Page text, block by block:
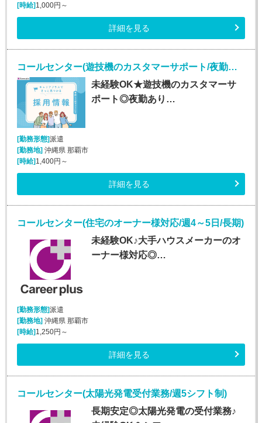
[時給]1,000円～
詳細を見る
コールセンター(遊技機のカスタマーサポート/夜勤あり/長期)
未経験OK★遊技機のカスタマーサ
ポート◎夜勤あり…
[勤務形態]派遣
[勤務地] 沖縄県 那覇市
[時給] 1,400円～
詳細を見る
コールセンター(住宅のオーナー様対応/週4～5日/長期)
未経験OK♪大手ハウスメーカーのオ
ーナー様対応◎…
[勤務形態]派遣
[勤務地] 沖縄県 那覇市
[時給] 1,250円～
詳細を見る
コールセンター(太陽光発電受付業務/週5シフト制)
長期安定◎太陽光発電の受付業務♪